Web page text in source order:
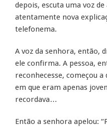
depois, escuta uma voz
atentamente nova
telefonema.
A voz da senhora, então,
ele confirma. A pessoa,
reconhecesse, começou
em que eram apenas
recordava…
Então a senhora apelou: